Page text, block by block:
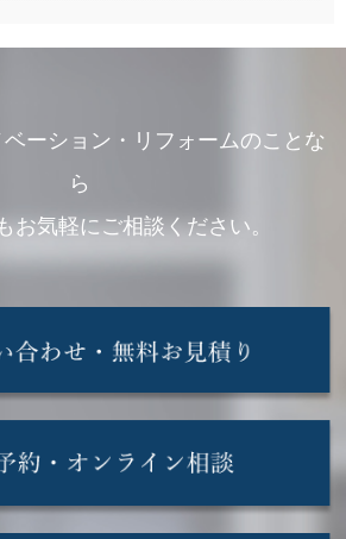
ーション・リフォームのことな
ら
お気軽にご相談ください。